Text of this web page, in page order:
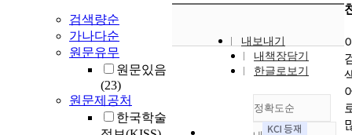
검색량순
가나다순
원문유무
원문있음
(23)
원문제공처
한국학술
내보내기
내책장담기
한글로보기
정확도순